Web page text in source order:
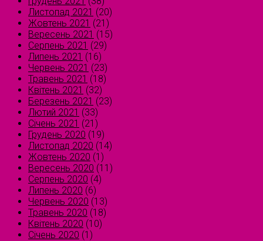
Листопад 2021 (20)
Жовтень 2021 (21)
Вересень 2021 (15)
Серпень 2021 (29)
Липень 2021 (16)
Червень 2021 (23)
Травень 2021 (18)
Квітень 2021 (32)
Березень 2021 (23)
Лютий 2021 (33)
Січень 2021 (21)
Грудень 2020 (19)
Листопад 2020 (14)
Жовтень 2020 (1)
Вересень 2020 (11)
Серпень 2020 (4)
Липень 2020 (6)
Червень 2020 (13)
Травень 2020 (18)
Квітень 2020 (10)
Січень 2020 (1)